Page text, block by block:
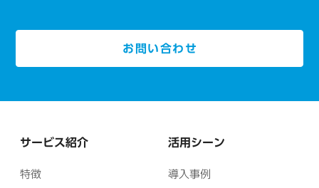
お問い合わせ
サービス紹介
特徴
活用シーン
導入事例